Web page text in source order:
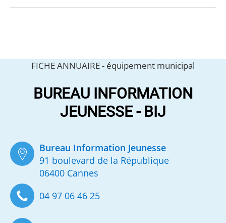
FICHE ANNUAIRE - équipement municipal
BUREAU INFORMATION
JEUNESSE - BIJ
Bureau Information Jeunesse
91 boulevard de la République
06400 Cannes
04 97 06 46 25